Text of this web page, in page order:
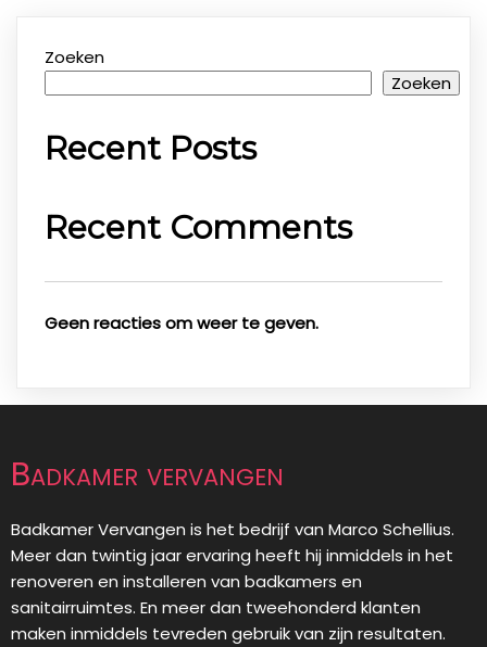
Zoeken
Zoeken
Recent Posts
Recent Comments
Geen reacties om weer te geven.
Badkamer vervangen
Badkamer Vervangen is het bedrijf van Marco Schellius.
Meer dan twintig jaar ervaring heeft hij inmiddels in het
renoveren en installeren van badkamers en
sanitairruimtes. En meer dan tweehonderd klanten
maken inmiddels tevreden gebruik van zijn resultaten.